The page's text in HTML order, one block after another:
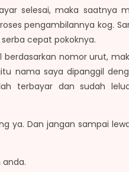
selesai, maka saatnya
pengambilannya kog.
cepat pokoknya.
nomor urut,
nama saya dipanggil
terbayar dan sudah
ya. Dan jangan sampai